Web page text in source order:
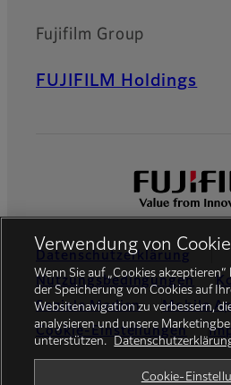
Fujifilm Group
FUJIFILM Holdings
Datenschutzerklärung
Nutzungsbedingungen
Soziale Medien
Mobile
Cookie-Einstellungen
Verwendung von
Wenn Sie auf „Cookies
der Speicherung von Cookies auf
Websitenavigation zu verbessern,
analysieren und unsere
unterstützen.
Cookie-